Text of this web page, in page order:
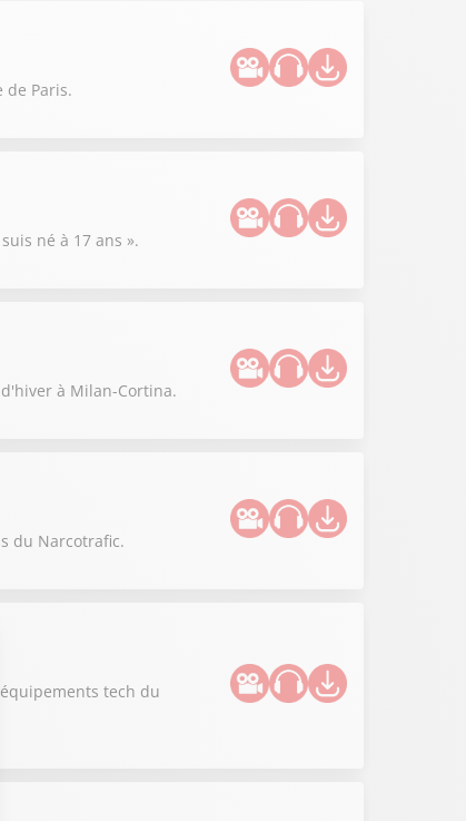
de Paris.
né à 17 ans ».
à Milan-Cortina.
du Narcotrafic.
tech du